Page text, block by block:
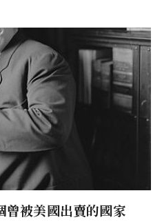
曾被美國出賣的國家